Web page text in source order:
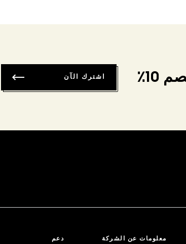
اشترك الآن
معلومات عن الشركة دعم